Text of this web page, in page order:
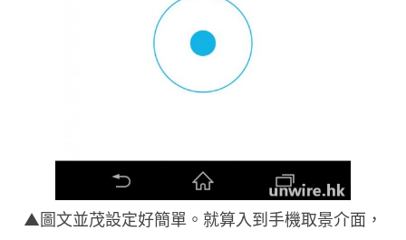
▲圖文並茂設定好簡單。就算入到手機取景介面，